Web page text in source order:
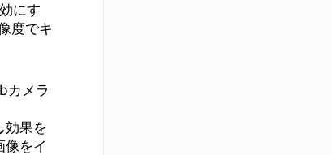
にす
度でキ
カメラ
効果を
像をイ